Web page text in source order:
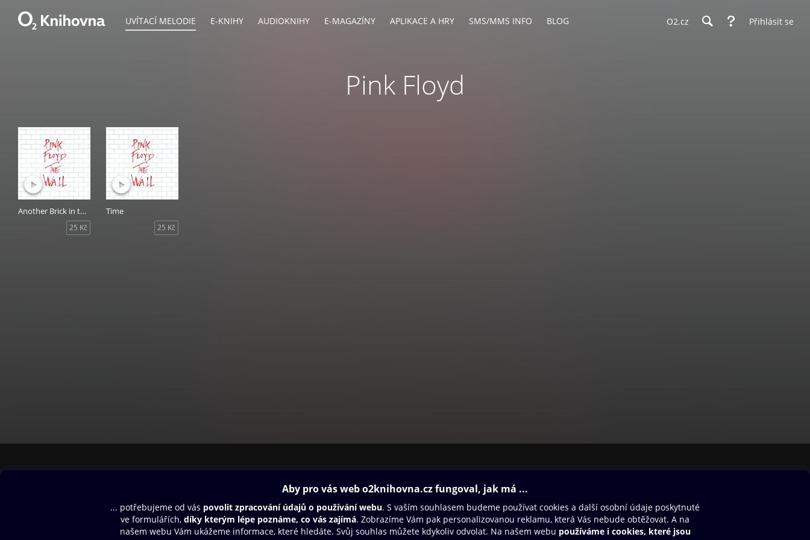
UVÍTACÍ MELODIE E-KNIHY AUDIOKNIHY E-MAGAZÍNY APLIKACE A HRY SMS/MMS INFO BLOG O2.cz Přihlásit se
Pink Floyd
Another Brick in the Wall, Pt. 2
25 Kč
Time
25 Kč
Aplikace a hry
SMS/MMS Info
Blog
Dárkový poukaz
Nápověda
Oneplay Originály
Sport